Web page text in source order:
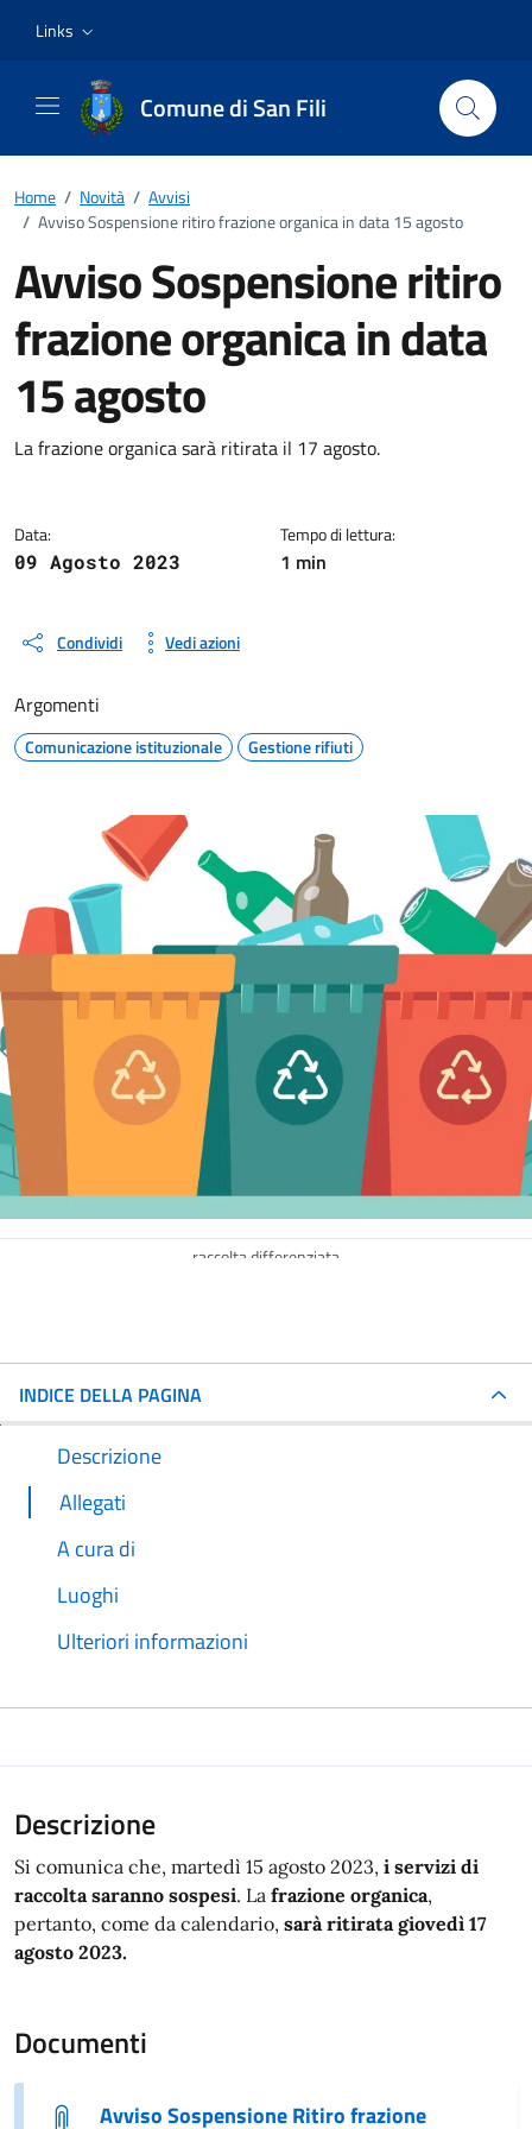
Links
Comune di San Fili
Home / Novità / Avvisi
/ Avviso Sospensione ritiro frazione organica in data 15 agosto
Avviso Sospensione ritiro
frazione organica in data
15 agosto
Dettagli della notizia
La frazione organica sarà ritirata il 17 agosto.
Data:
09 Agosto 2023
Tempo di lettura:
1 min
Condividi Vedi azioni
Argomenti
Comunicazione istituzionale Gestione rifiuti
raccolta differenziata
INDICE DELLA PAGINA
Descrizione
Allegati
A cura di
Luoghi
Ulteriori informazioni
Descrizione
Si comunica che, martedì 15 agosto 2023, i servizi di
raccolta saranno sospesi. La frazione organica,
pertanto, come da calendario, sarà ritirata giovedì 17
agosto 2023.
Documenti
Avviso Sospensione Ritiro frazione